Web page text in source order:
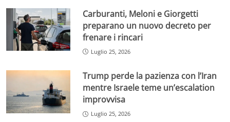
Carburanti, Meloni e Giorgetti
preparano un nuovo decreto per
frenare i rincari
Luglio 25, 2026
Trump perde la pazienza con l’Iran
mentre Israele teme un’escalation
improvvisa
Luglio 25, 2026